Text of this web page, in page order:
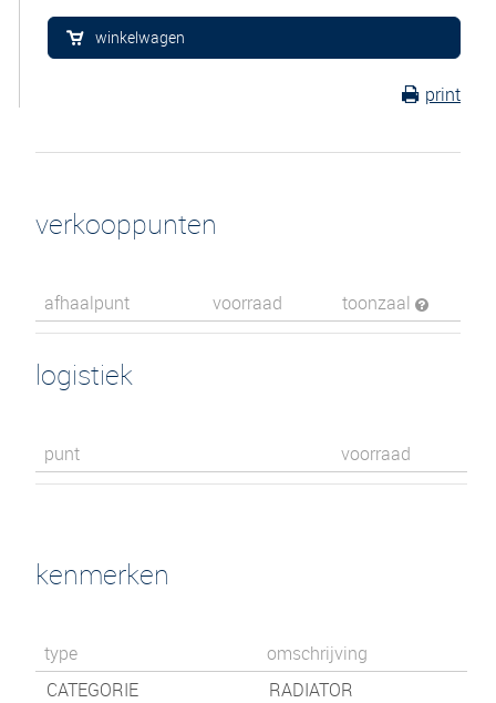
winkelwagen
print
verkooppunten
afhaalpunt voorraad toonzaal
logistiek
punt voorraad
kenmerken
type
omschrijving
CATEGORIE
RADIATOR